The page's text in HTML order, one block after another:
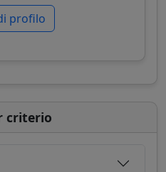
profilo
criterio